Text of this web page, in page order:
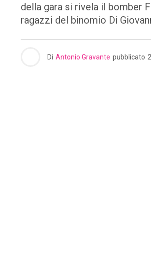
della gara si rivela il bomber
ragazzi del binomio Di
Di Antonio Gravante pubblicato